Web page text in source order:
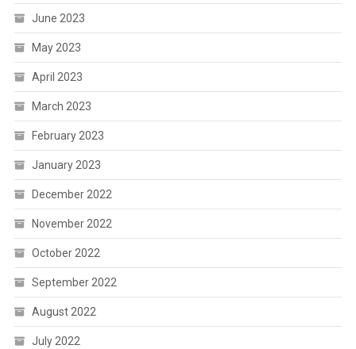
June 2023
May 2023
April 2023
March 2023
February 2023
January 2023
December 2022
November 2022
October 2022
September 2022
August 2022
July 2022